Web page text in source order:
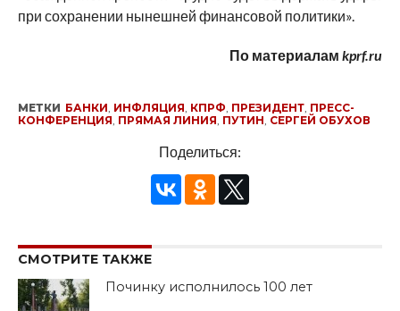
при сохранении нынешней финансовой политики».
По материаламkprf.ru
МЕТКИ БАНКИ ИНФЛЯЦИЯ КПРФ ПРЕЗИДЕНТ, ПРЕСС-
КОНФЕРЕНЦИЯ ПРЯМАЯ ЛИНИЯ ПУТИН СЕРГЕЙ ОБУХОВ
Поделиться:
СМОТРИТЕ ТАКЖЕ
Починку исполнилось 100 лет